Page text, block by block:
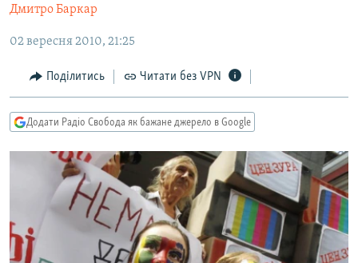
до
навігації
Перейти
пошуку
ПОЛІТИКА
ЕКОНОМІКА
СУСПІЛЬСТВО
СПОРТ
УКРАЇНА
ВІЙНА
РОСІЙСЬКА «ФІЛЬТРАЦІЯ»
ДОНБАС.РЕАЛІЇ
КРИМ.РЕАЛІЇ
ТИ ЯК?
СХЕМИ
ПРИАЗОВ’Я
КИТАЙ.ВИКЛИКИ
МУЛЬТИМЕДІА
Дмитро Баркар
02 вересня 2010, 21:25
Поділитись Читати без VPN
Додати Радіо Свобода як бажане джерело в Google